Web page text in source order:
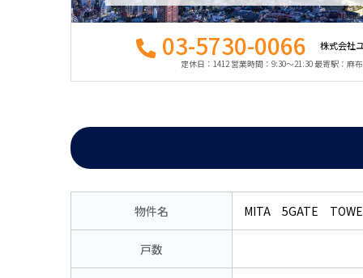
03-5730-0066 株式会社
定休日：1412 営業時間：9:30〜21:30 最寄駅：麻
物件名 MITA 5GATE
戸数